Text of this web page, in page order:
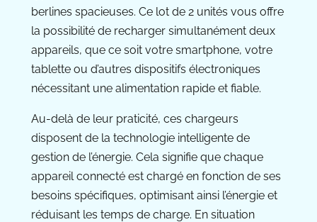
berlines spacieuses. Ce lot de 2 unités vous offre
la possibilité de recharger simultanément deux
appareils, que ce soit votre smartphone, votre
tablette ou d’autres dispositifs électroniques
nécessitant une alimentation rapide et fiable.
Au-delà de leur praticité, ces chargeurs
disposent de la technologie intelligente de
gestion de l’énergie. Cela signifie que chaque
appareil connecté est chargé en fonction de ses
besoins spécifiques, optimisant ainsi l’énergie et
réduisant les temps de charge. En situation